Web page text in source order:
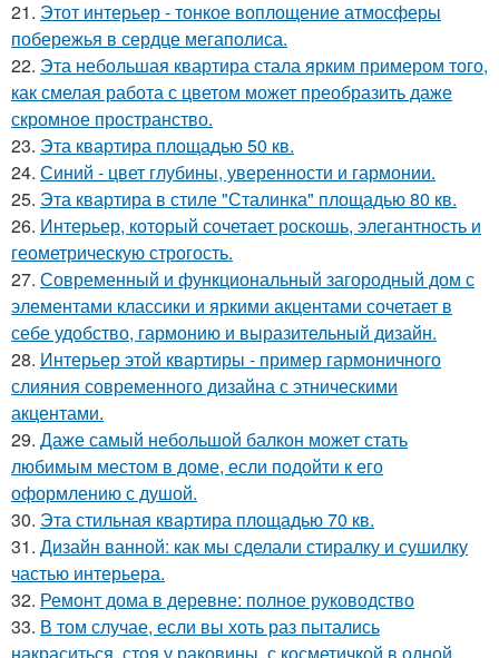
21. Этот интерьер - тонкое воплощение атмосферы
побережья в сердце мегаполиса.
22. Эта небольшая квартира стала ярким примером того,
как смелая работа с цветом может преобразить даже
скромное пространство.
23. Эта квартира площадью 50 кв.
24. Синий - цвет глубины, уверенности и гармонии.
25. Эта квартира в стиле "Сталинка" площадью 80 кв.
26. Интерьер, который сочетает роскошь, элегантность и
геометрическую строгость.
27. Современный и функциональный загородный дом с
элементами классики и яркими акцентами сочетает в
себе удобство, гармонию и выразительный дизайн.
28. Интерьер этой квартиры - пример гармоничного
слияния современного дизайна с этническими
акцентами.
29. Даже самый небольшой балкон может стать
любимым местом в доме, если подойти к его
оформлению с душой.
30. Эта стильная квартира площадью 70 кв.
31. Дизайн ванной: как мы сделали стиралку и сушилку
частью интерьера.
32. Ремонт дома в деревне: полное руководство
33. В том случае, если вы хоть раз пытались